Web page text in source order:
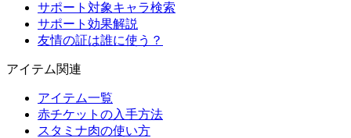
サポート対象キャラ検索
サポート効果解説
友情の証は誰に使う？
アイテム関連
アイテム一覧
赤チケットの入手方法
スタミナ肉の使い方